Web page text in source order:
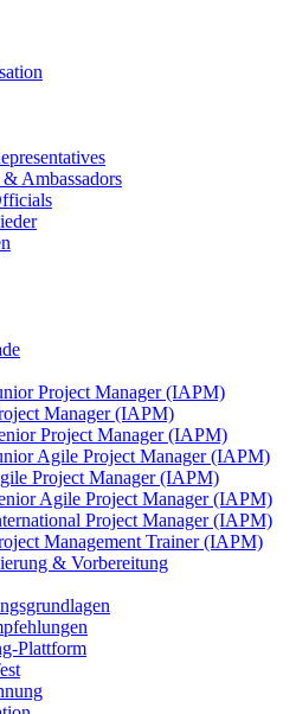
Ambassadors
Project Manager (IAPM)
Manager (IAPM)
Project Manager (IAPM)
Agile Project Manager (IAPM)
Project Manager (IAPM)
Agile Project Manager (IAPM)
Project Manager (IAPM)
Management Trainer (IAPM)
& Vorbereitung
Plattform